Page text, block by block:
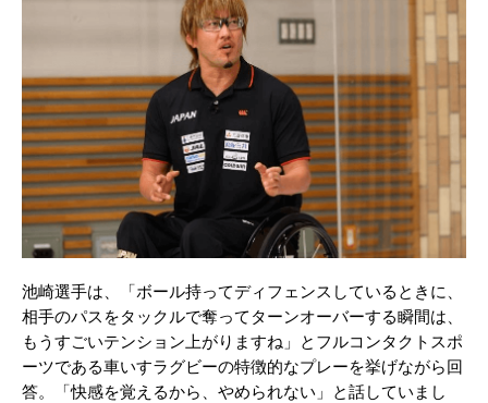
池崎選手は、「ボール持ってディフェンスしているときに、
相手のパスをタックルで奪ってターンオーバーする瞬間は、
もうすごいテンション上がりますね」とフルコンタクトスポ
ーツである車いすラグビーの特徴的なプレーを挙げながら回
答。「快感を覚えるから、やめられない」と話していまし